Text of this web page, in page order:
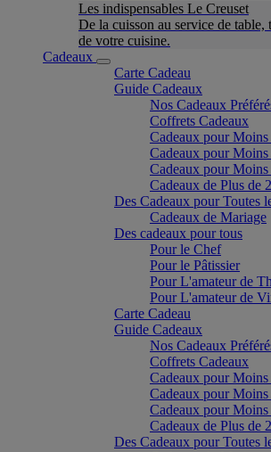
Les indispensables Le Creuset
De la cuisson au service de table,
de votre cuisine.
Cadeaux
Carte Cadeau
Guide Cadeaux
Nos Cadeaux
Coffrets Cadeaux
Cadeaux pour Moins
Cadeaux pour
Cadeaux pour
Cadeaux de Plus de
Des Cadeaux pour Toutes
Cadeaux de Mariage
Des cadeaux pour tous
Pour le Chef
Pour le Pâtissier
Pour L'amateur de
Pour L'amateur de
Carte Cadeau
Guide Cadeaux
Nos Cadeaux
Coffrets Cadeaux
Cadeaux pour Moins
Cadeaux pour
Cadeaux pour
Cadeaux de Plus de
Des Cadeaux pour Toutes